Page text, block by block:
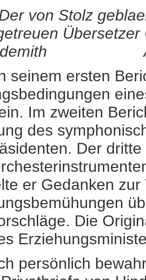
von Stolz
Übersetzer
ersten
Im zweiten
des
Der
er Gedanken
Die
bewahre